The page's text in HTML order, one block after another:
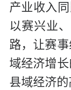
产业收入
以赛兴业
路，让赛
域经济增
县域经济的